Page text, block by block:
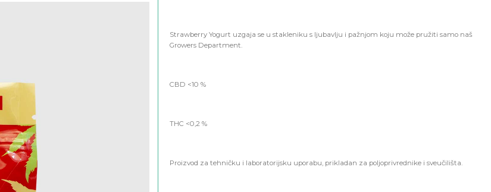
Strawberry Yogurt uzgaja se u stakleniku s ljubavlju i pažnjom koju može pružiti samo naš
Growers Department.
CBD <10 %
THC <0,2 %
Proizvod za tehničku i laboratorijsku uporabu, prikladan za poljoprivrednike i sveučilišta.